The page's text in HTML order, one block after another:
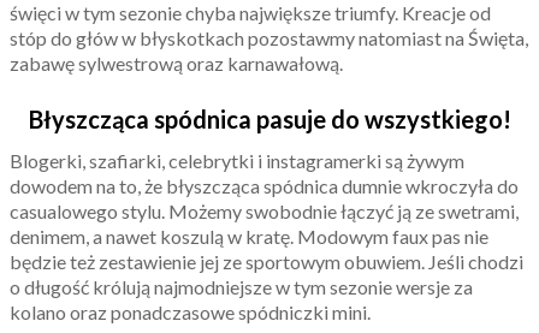
święci w tym sezonie chyba największe triumfy. Kreacje od
stóp do głów w błyskotkach pozostawmy natomiast na Święta,
zabawę sylwestrową oraz karnawałową.
Błyszcząca spódnica pasuje do wszystkiego!
Blogerki, szafiarki, celebrytki i instagramerki są żywym
dowodem na to, że błyszcząca spódnica dumnie wkroczyła do
casualowego stylu. Możemy swobodnie łączyć ją ze swetrami,
denimem, a nawet koszulą w kratę. Modowym faux pas nie
będzie też zestawienie jej ze sportowym obuwiem. Jeśli chodzi
o długość królują najmodniejsze w tym sezonie wersje za
kolano oraz ponadczasowe spódniczki mini.